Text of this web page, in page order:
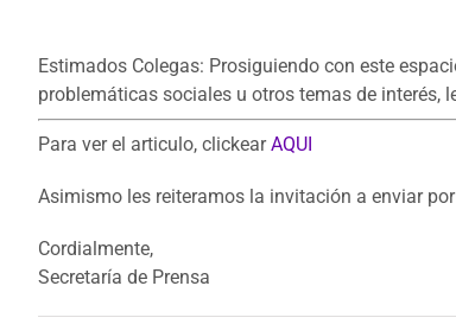
Estimados Colegas: Prosiguiendo con este
problemáticas sociales u otros temas de interés,
Para ver el articulo, clickearAQUI
Asimismo les reiteramos la invitación a enviar
Cordialmente,
Secretaría de Prensa